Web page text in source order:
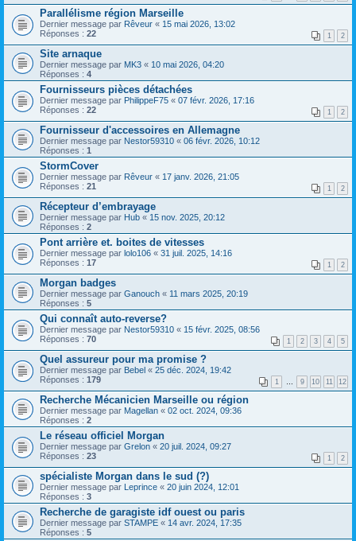
Parallélisme région Marseille
Dernier message par Rêveur « 15 mai 2026, 13:02
Réponses : 22 1 2
Site arnaque
Dernier message par MK3 « 10 mai 2026, 04:20
Réponses : 4
Fournisseurs pièces détachées
Dernier message par PhilippeF75 « 07 févr. 2026, 17:16
Réponses : 22 1 2
Fournisseur d'accessoires en Allemagne
Dernier message par Nestor59310 « 06 févr. 2026, 10:12
Réponses : 1
StormCover
Dernier message par Rêveur « 17 janv. 2026, 21:05
Réponses : 21 1 2
Récepteur d’embrayage
Dernier message par Hub « 15 nov. 2025, 20:12
Réponses : 2
Pont arrière et. boites de vitesses
Dernier message par lolo106 « 31 juil. 2025, 14:16
Réponses : 17 1 2
Morgan badges
Dernier message par Ganouch « 11 mars 2025, 20:19
Réponses : 5
Qui connaît auto-reverse?
Dernier message par Nestor59310 « 15 févr. 2025, 08:56
Réponses : 70 1 2 3 4 5
Quel assureur pour ma promise ?
Dernier message par Bebel « 25 déc. 2024, 19:42
Réponses : 179 1 … 9 10 11 12
Recherche Mécanicien Marseille ou région
Dernier message par Magellan « 02 oct. 2024, 09:36
Réponses : 2
Le réseau officiel Morgan
Dernier message par Grelon « 20 juil. 2024, 09:27
Réponses : 23 1 2
spécialiste Morgan dans le sud (?)
Dernier message par Leprince « 20 juin 2024, 12:01
Réponses : 3
Recherche de garagiste idf ouest ou paris
Dernier message par STAMPE « 14 avr. 2024, 17:35
Réponses : 5